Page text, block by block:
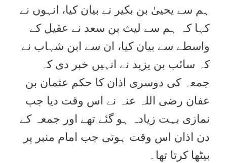
ہم سے یحییٰ بن بکیر نے بیان کیا، انہوں نے
کہا کہ ہم سے لیث بن سعد نے عقیل کے
واسطے سے بیان کیا، ان سے ابن شہاب نے
کہ سائب بن یزید نے انہیں خبر دی کہ
جمعہ کی دوسری اذان کا حکم عثمان بن
عفان رضی اللہ عنہ نے اس وقت دیا جب
نمازی بہت زیادہ ہو گئے تھے اور جمعہ کے
دن اذان اس وقت ہوتی جب امام منبر پر
بیٹھا کرتا تھا۔